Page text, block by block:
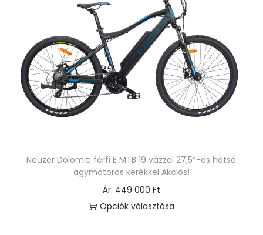
t
e
r
é
k
Neuzer Dolomiti férfi E MTB 19 vázzal 27,5″-os hátsó
agymotoros kerékkel Akciós!
Ár: 449 000 Ft
Opciók választása